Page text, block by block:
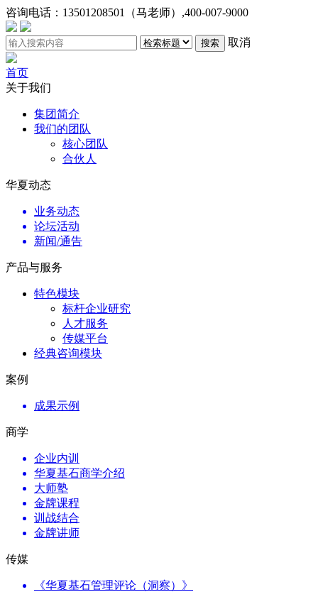
咨询电话： 13501208501（马老师）,400-007-9000
搜索 取消
首页
关于我们
集团简介
我们的团队
核心团队
合伙人
华夏动态
业务动态
论坛活动
新闻/通告
产品与服务
特色模块
标杆企业研究
人才服务
传媒平台
经典咨询模块
案例
成果示例
商学
企业内训
华夏基石商学介绍
大师塾
金牌课程
训战结合
金牌讲师
传媒
《华夏基石管理评论（洞察）》